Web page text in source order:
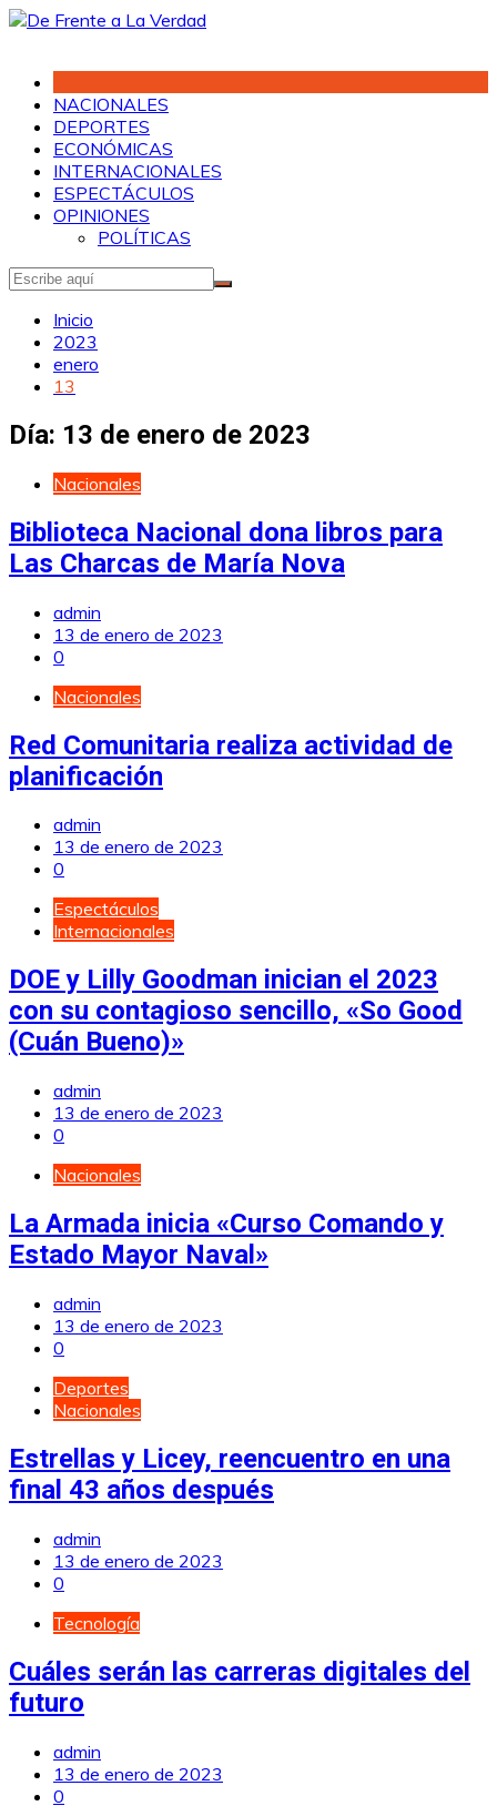
Saltar
NACIONALES
DEPORTES
ECONÓMICAS
INTERNACIONALES
ESPECTÁCULOS
OPINIONES
POLÍTICAS
Inicio
2023
enero
13
Día: 13 de enero de 2023
Nacionales
Biblioteca Nacional dona libros para
Las Charcas de María Nova
admin
13 de enero de 2023
0
Nacionales
Red Comunitaria realiza actividad de
planificación
admin
13 de enero de 2023
0
Espectáculos
Internacionales
DOE y Lilly Goodman inician el 2023
con su contagioso sencillo, «So Good
(Cuán Bueno)»
admin
13 de enero de 2023
0
Nacionales
La Armada inicia «Curso Comando y
Estado Mayor Naval»
admin
13 de enero de 2023
0
Deportes
Nacionales
Estrellas y Licey, reencuentro en una
final 43 años después
admin
13 de enero de 2023
0
Tecnología
Cuáles serán las carreras digitales del
futuro
admin
13 de enero de 2023
0